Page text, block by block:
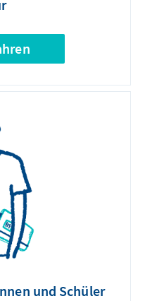
und Schüler